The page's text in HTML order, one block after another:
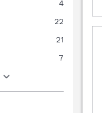
4
22
21
7